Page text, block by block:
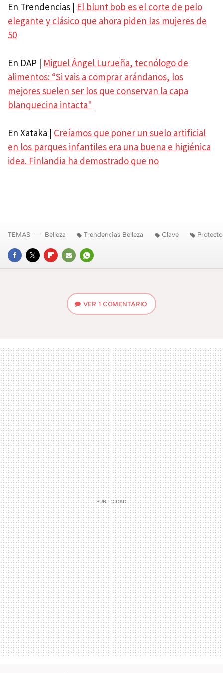
En Trendencias | El blunt bob es el corte de pelo
elegante y clásico que ahora piden las mujeres de
50
En DAP | Miguel Ángel Lurueña, tecnólogo de
alimentos: “Si vais a comprar arándanos, los
mejores suelen ser los que conservan la capa
blanquecina intacta"
En Xataka | Creíamos que poner un suelo artificial
en los parques infantiles era una buena e higiénica
idea. Finlandia ha demostrado que no
FACEBOOK
TWITTERFLIPBOARD
E-
WHATSAPP
TEMAS Belleza Trendencias Belleza Clave
VER1 COMENTARIO